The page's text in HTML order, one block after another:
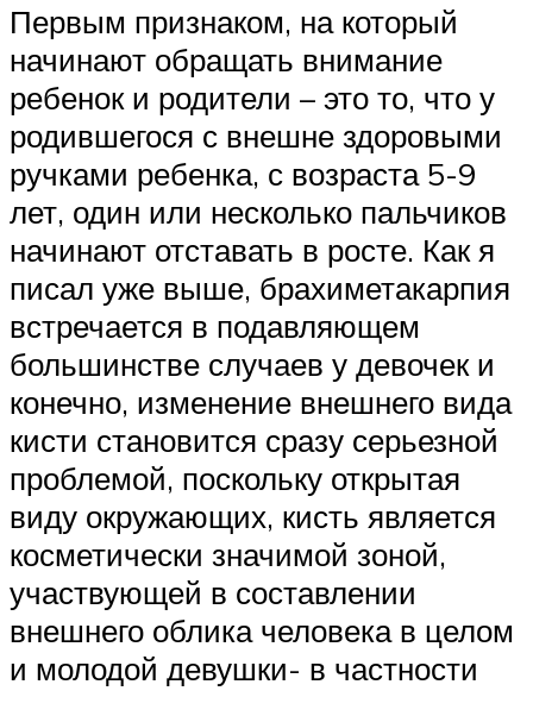
Первым признаком, на который
начинают обращать внимание
ребенок и родители – это то, что у
родившегося с внешне здоровыми
ручками ребенка, с возраста 5-9
лет, один или несколько пальчиков
начинают отставать в росте. Как я
писал уже выше, брахиметакарпия
встречается в подавляющем
большинстве случаев у девочек и
конечно, изменение внешнего вида
кисти становится сразу серьезной
проблемой, поскольку открытая
виду окружающих, кисть является
косметически значимой зоной,
участвующей в составлении
внешнего облика человека в целом
и молодой девушки- в частности